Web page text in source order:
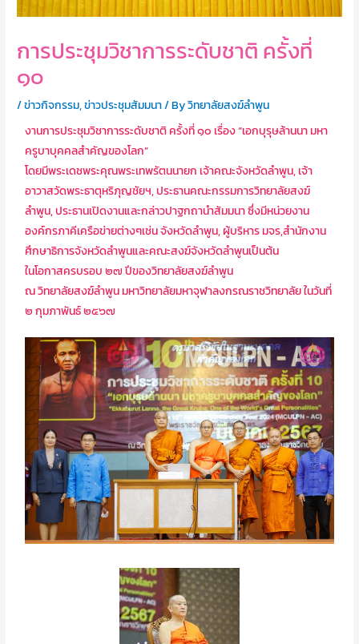
การประชุมวิชาการระดับชาติ ครั้งที่
๑๐
/ข่าวกิจกรรม,ข่าวประชุมสัมมนา/ Byวิทยาลัยสงฆ์ลำพูน
งานการประชุมวิชาการระดับชาติ ครั้งที่ ๑๐ เรื่อง “เอกบุรุษล้านนา มหา
ครูบาบุคคลสำคัญของโลก”
โดยมีพระเดชพระคุณพระเทพรัตนนายก เจ้าคณะจังหวัดลำพูน, เจ้า
อาวาสวัดพระธาตุหริภุญชัยฯ, ประธานคณะกรรมการวิทยาลัยสงฆ์
ลำพูน, ประธานเปิดงานและกล่าวปาฐกถานำสัมมนา ซึ่งมีหน่วยงาน
องค์กรภาคีเครือข่ายต่างๆเช่น จังหวัดลำพูน, ผู้บริหาร มจร,สำนักงาน
ศึกษาธิการจังหวัดลำพูนและคณะสงฆ์จังหวัดลำพูนเป็นต้น
ในโอกาสครบรอบ ๒๗ ปีของวิทยาลัยสงฆ์ลำพูน
ณ วิทยาลัยสงฆ์ลำพูน มหาวิทยาลัยมหาจุฬาลงกรณราชวิทยาลัย ในวันที่
๒ กุมภาพันธ์ ๒๕๖๗